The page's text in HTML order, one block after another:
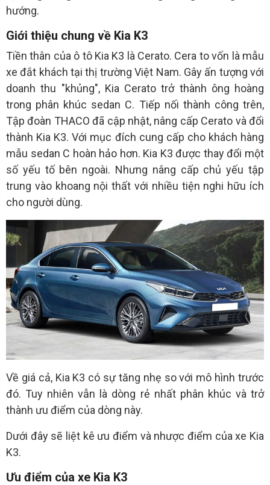
hướng.
Giới thiệu chung về Kia K3
Tiền thân của ô tô Kia K3 là Cerato. Cera to vốn là mẫu
xe đắt khách tại thị trường Việt Nam. Gây ấn tượng với
doanh thu "khủng", Kia Cerato trở thành ông hoàng
trong phân khúc sedan C. Tiếp nối thành công trên,
Tập đoàn THACO đã cập nhật, nâng cấp Cerato và đổi
thành Kia K3. Với mục đích cung cấp cho khách hàng
mẫu sedan C hoàn hảo hơn. Kia K3 được thay đổi một
số yếu tố bên ngoài. Nhưng nâng cấp chủ yếu tập
trung vào khoang nội thất với nhiều tiện nghi hữu ích
cho người dùng.
Về giá cả, Kia K3 có sự tăng nhẹ so với mô hình trước
đó. Tuy nhiên vẫn là dòng rẻ nhất phân khúc và trở
thành ưu điểm của dòng này.
Dưới đây sẽ liệt kê ưu điểm và nhược điểm của xe Kia
K3.
Ưu điểm của xe Kia K3